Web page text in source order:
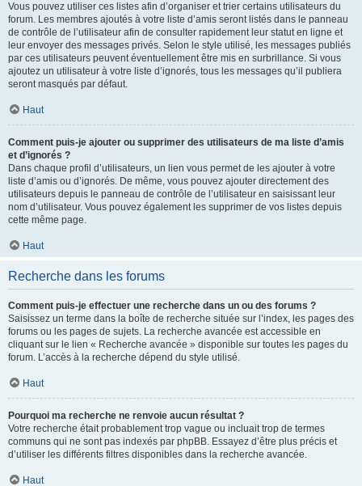
Vous pouvez utiliser ces listes afin d’organiser et trier certains utilisateurs du
forum. Les membres ajoutés à votre liste d’amis seront listés dans le panneau
de contrôle de l’utilisateur afin de consulter rapidement leur statut en ligne et
leur envoyer des messages privés. Selon le style utilisé, les messages publiés
par ces utilisateurs peuvent éventuellement être mis en surbrillance. Si vous
ajoutez un utilisateur à votre liste d’ignorés, tous les messages qu’il publiera
seront masqués par défaut.
Haut
Comment puis-je ajouter ou supprimer des utilisateurs de ma liste d’amis
et d’ignorés ?
Dans chaque profil d’utilisateurs, un lien vous permet de les ajouter à votre
liste d’amis ou d’ignorés. De même, vous pouvez ajouter directement des
utilisateurs depuis le panneau de contrôle de l’utilisateur en saisissant leur
nom d’utilisateur. Vous pouvez également les supprimer de vos listes depuis
cette même page.
Haut
Recherche dans les forums
Comment puis-je effectuer une recherche dans un ou des forums ?
Saisissez un terme dans la boîte de recherche située sur l’index, les pages des
forums ou les pages de sujets. La recherche avancée est accessible en
cliquant sur le lien « Recherche avancée » disponible sur toutes les pages du
forum. L’accès à la recherche dépend du style utilisé.
Haut
Pourquoi ma recherche ne renvoie aucun résultat ?
Votre recherche était probablement trop vague ou incluait trop de termes
communs qui ne sont pas indexés par phpBB. Essayez d’être plus précis et
d’utiliser les différents filtres disponibles dans la recherche avancée.
Haut